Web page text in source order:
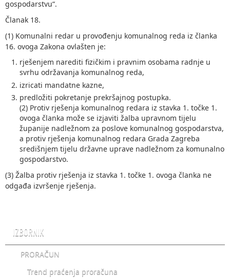
gospodarstvu“.
Članak 18.
(1) Komunalni redar u provođenju komunalnog reda iz članka
16. ovoga Zakona ovlašten je:
rješenjem narediti fizičkim i pravnim osobama radnje u
svrhu održavanja komunalnog reda,
izricati mandatne kazne,
predložiti pokretanje prekršajnog postupka.
(2) Protiv rješenja komunalnog redara iz stavka 1. točke 1.
ovoga članka može se izjaviti žalba upravnom tijelu
županije nadležnom za poslove komunalnog gospodarstva,
a protiv rješenja komunalnog redara Grada Zagreba
središnjem tijelu državne uprave nadležnom za komunalno
gospodarstvo.
(3) Žalba protiv rješenja iz stavka 1. točke 1. ovoga članka ne
odgađa izvršenje rješenja.
IZBORNIK
PRORAČUN
Trend praćenja proračuna